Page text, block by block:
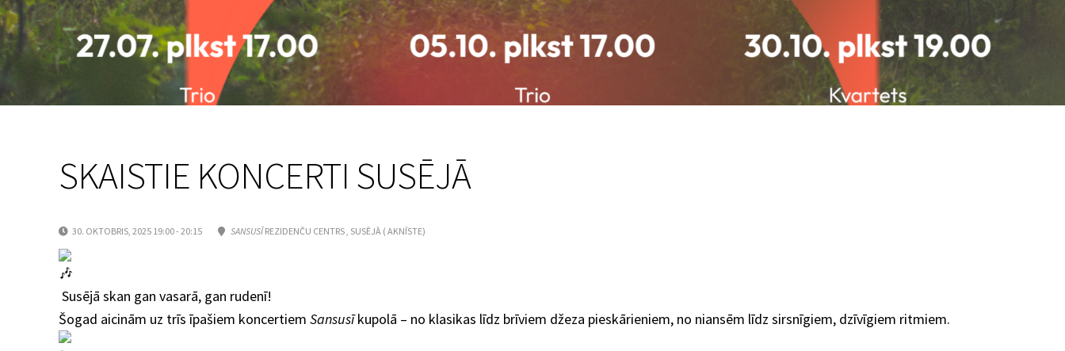
SKAISTIE KONCERTI SUSĒJĀ
30. OKTOBRIS, 2025 19:00 - 20:15 SANSUSĪREZIDENČU CENTRS , SUSĒJĀ ( AKNĪSTE)
Susējā skan gan vasarā, gan rudenī!
Šogad aicinām uz trīs īpašiem koncertiem Sansusīkupolā – no klasikas līdz brīviem džeza pieskārieniem, no niansēm līdz sirsnīgiem, dzīvīgiem ritmiem.